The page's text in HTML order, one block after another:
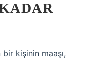
kişinin maaşı,